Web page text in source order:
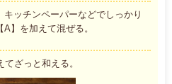
ッチンペーパーなどでしっかり
】を加えて混ぜる。
ざっと和える。